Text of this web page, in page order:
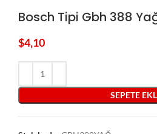
Bosch Tipi Gbh 388
$4,10
SEPETE